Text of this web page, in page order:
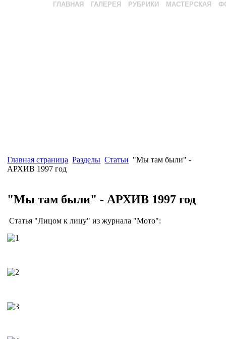
ГЛАВНАЯ ГАЛЕРЕЯ РУБРИКИ МАСТЕРСКАЯ
Главная страница Разделы Статьи "Мы там были" -
АРХИВ 1997 год
"Мы там были" - АРХИВ 1997 год
Статья "Лицом к лицу" из журнала "Мото":